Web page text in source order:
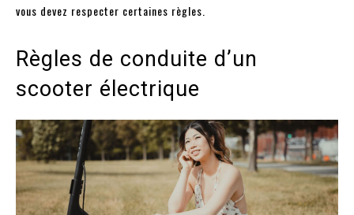
vous devez respecter certaines règles.
Règles de conduite d’un
scooter électrique